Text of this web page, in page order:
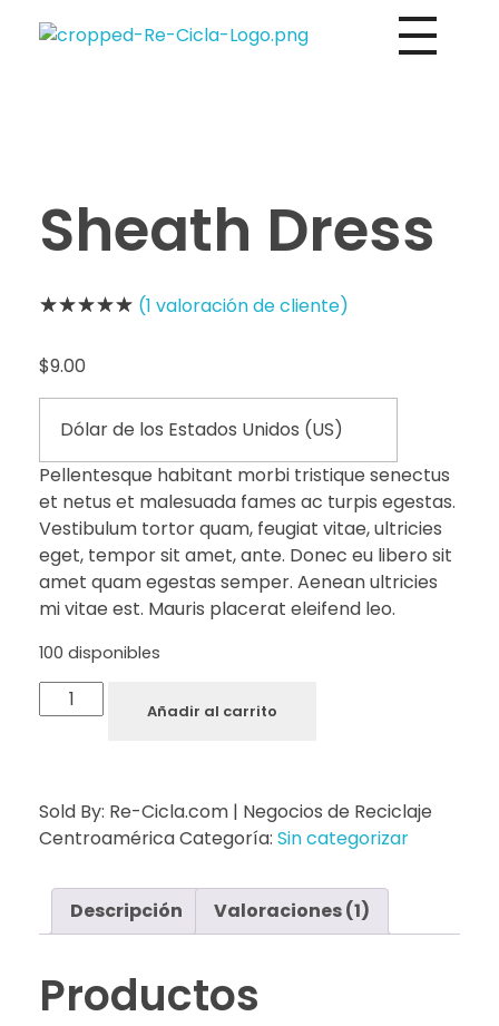
Sheath Dress
(1 valoración de cliente)
$9.00
Pellentesque habitant morbi tristique senectus
et netus et malesuada fames ac turpis egestas.
Vestibulum tortor quam, feugiat vitae, ultricies
eget, tempor sit amet, ante. Donec eu libero sit
amet quam egestas semper. Aenean ultricies
mi vitae est. Mauris placerat eleifend leo.
100 disponibles
Añadir al carrito
Sold By: Re-Cicla.com | Negocios de Reciclaje
CentroaméricaCategoría: Sin categorizar
Descripción Valoraciones (1)
Productos